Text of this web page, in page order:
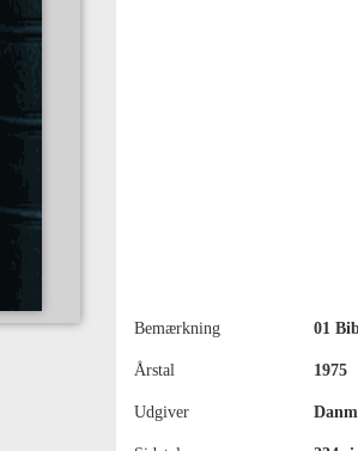
Bemærkning 01
Årstal 1975
Udgiver